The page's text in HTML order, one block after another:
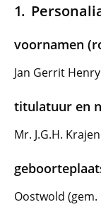
voornamen
Jan Gerrit Henry
titulatuur en
Mr. J.G.H.
Oostwold (gem.